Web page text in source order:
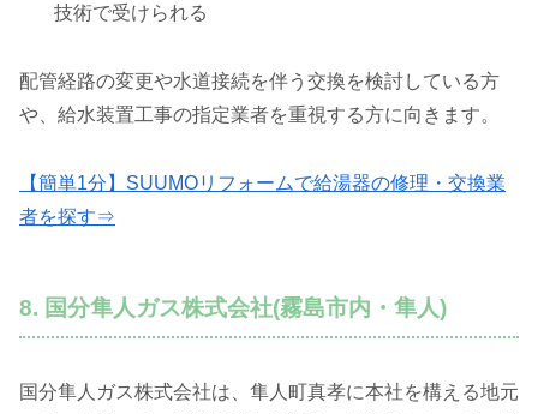
技術で受けられる
配管経路の変更や水道接続を伴う交換を検討している方
や、給水装置工事の指定業者を重視する方に向きます。
【簡単1分】SUUMOリフォームで給湯器の修理・交換業
者を探す⇒
8. 国分隼人ガス株式会社(霧島市内・隼人)
国分隼人ガス株式会社は、隼人町真孝に本社を構える地元